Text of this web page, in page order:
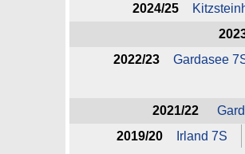
2024/25
2022/23
Gardasee
2021/22
2019/20
Irland 7S